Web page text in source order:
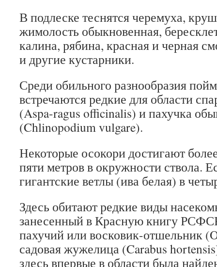
В подлеске теснятся черемуха,
жимолость обыкновенная,
калина, рябина, красная и черная
и другие кустарники.
Среди обильного разнообразия
встречаются редкие для области
(Aspa-ragus officinalis) и пахучка
(Chlinopodium vulgare).
Некоторые осокори достигают
пяти метров в окружности ствола.
гигантские ветлы (ива белая) в
Здесь обитают редкие виды
занесенный в Красную книгу
пахучий или восковик-отшельник
садовая жужелица (Carabus
здесь впервые в области была